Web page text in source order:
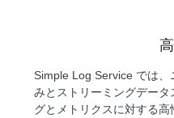
Simple Log Service では
みとストリーミングデー
グとメトリクスに対する